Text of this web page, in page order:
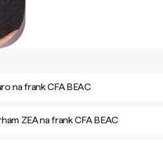
na frank CFA BEAC
ZEA na frank CFA BEAC